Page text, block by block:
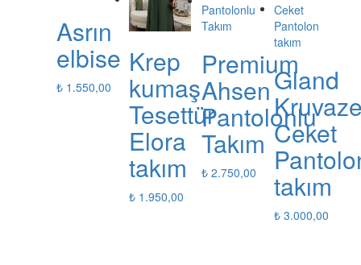
Asrın
elbise
₺ 1.550,00
Krep
kumaş
Tesettür
Elora
takım
₺1.950,00
Premium
Ahsen
Pantolonlu
Takım
₺2.750,00
Gland
Ceket
takım
₺3.000,00